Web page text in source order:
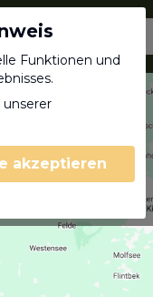
Funktionen und
akzeptieren